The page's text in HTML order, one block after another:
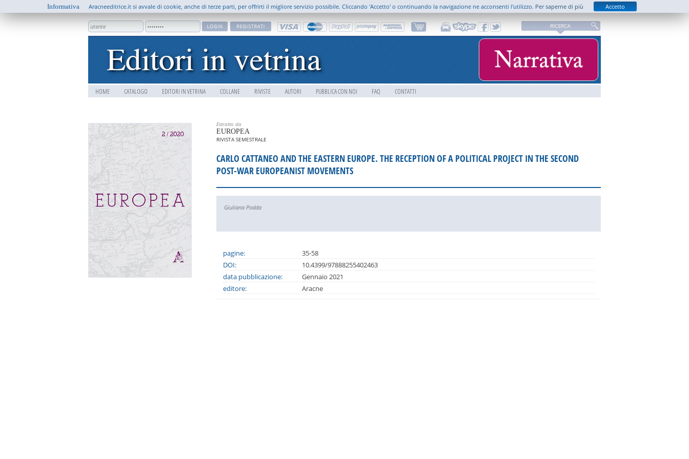
HOME CATALOGO EDITORI IN VETRINA COLLANE RIVISTE AUTORI PUBBLICA CON NOI FAQ CONTATTI
Informativa Aracneeditrice.it si avvale di cookie, anche di terze parti, per offrirti il migliore servizio possibile. Cliccando 'Accetto' o continuando la navigazione ne acconsenti l'utilizzo. Per saperne di più Accetto
Estratto da
EUROPEA
RIVISTA SEMESTRALE
CARLO CATTANEO AND THE EASTERN EUROPE. THE RECEPTION OF A POLITICAL PROJECT IN THE SECOND
POST-WAR EUROPEANIST MOVEMENTS
Giuliana Podda
pagine:
35-58
DOI:
10.4399/97888255402463
data pubblicazione:
Gennaio 2021
editore:
Aracne